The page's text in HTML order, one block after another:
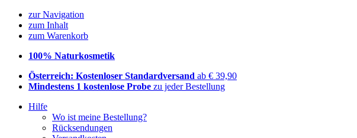
zur Navigation
zum Inhalt
zum Warenkorb
100% Naturkosmetik
Österreich: Kostenloser Standardversand ab € 39,90
Mindestens 1 kostenlose Probe zu jeder Bestellung
Hilfe
Wo ist meine Bestellung?
Rücksendungen